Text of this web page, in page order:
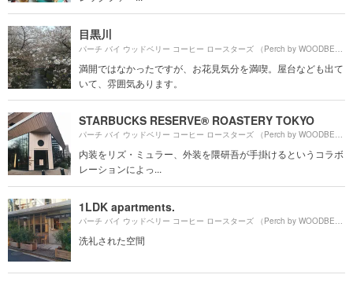
目黒川
パーチ バイ ウッドベリー コーヒー ロースターズ （Perch by WOODBERRY COFFEE ROASTERS）より約
満開ではなかったですが、お花見気分を満喫。屋台なども出て
いて、雰囲気あります。
STARBUCKS RESERVE® ROASTERY TOKYO
パーチ バイ ウッドベリー コーヒー ロースターズ （Perch by WOODBERRY COFFEE ROASTERS）より約
内装をリズ・ミュラー、外装を隈研吾が手掛けるというコラボ
レーションによっ...
1LDK apartments.
パーチ バイ ウッドベリー コーヒー ロースターズ （Perch by WOODBERRY COFFEE ROASTERS）より約
洗礼された空間